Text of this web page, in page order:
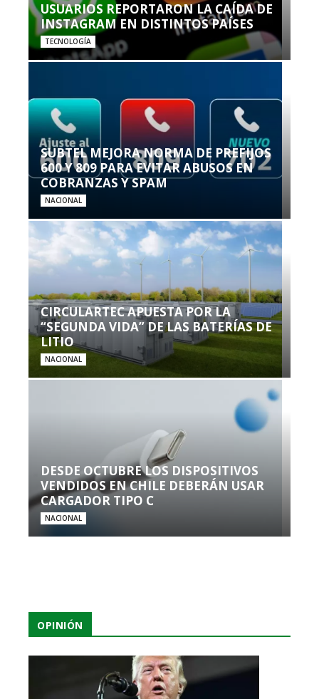
USUARIOS REPORTARON LA CAÍDA DE
INSTAGRAM EN DISTINTOS PAÍSES
TECNOLOGÍA
SUBTEL MEJORA NORMA DE PREFIJOS
600 Y 809 PARA EVITAR ABUSOS EN
COBRANZAS Y SPAM
NACIONAL
CIRCULARTEC APUESTA POR LA
“SEGUNDA VIDA” DE LAS BATERÍAS DE
LITIO
NACIONAL
DESDE OCTUBRE LOS DISPOSITIVOS
VENDIDOS EN CHILE DEBERÁN USAR
CARGADOR TIPO C
NACIONAL
OPINIÓN